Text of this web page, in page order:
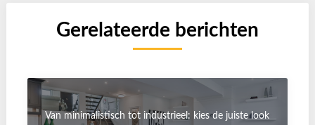
Gerelateerde berichten
Van minimalistisch tot industrieel: kies de juiste look